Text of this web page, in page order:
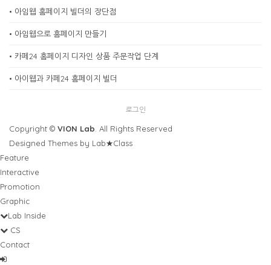
• 아임웹 홈페이지 빌더의 장단점
• 아임웹으로 홈페이지 만들기
• 카페24 홈페이지 디자인 상품 주문작업 단계
• 아이웹과 카페24 홈페이지 빌더
로그인
Copyright © VION Lab . All Rights Reserved
Designed Themes by Lab★Class
Feature
Interactive
Promotion
Graphic
Lab Inside
CS
Contact